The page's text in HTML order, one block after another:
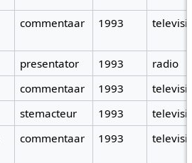
commentaar 1993
presentator 1993
radio
commentaar 1993
stemacteur 1993
commentaar 1993